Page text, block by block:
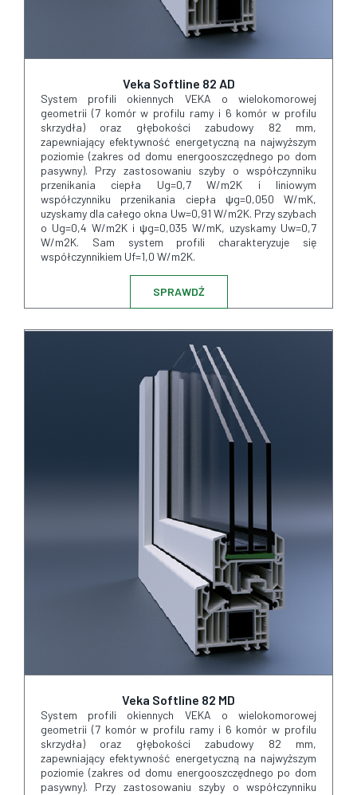
Veka Softline 82 AD
System profili okiennych VEKA o wielokomorowej
geometrii (7 komór w profilu ramy i 6 komór w profilu
skrzydła) oraz głębokości zabudowy 82 mm,
zapewniający efektywność energetyczną na najwyższym
poziomie (zakres od domu energooszczędnego po dom
pasywny). Przy zastosowaniu szyby o współczynniku
przenikania ciepła Ug=0,7 W/m2K i liniowym
współczynniku przenikania ciepła ψg=0,050 W/mK,
uzyskamy dla całego okna Uw=0,91 W/m2K. Przy szybach
o Ug=0,4 W/m2K i ψg=0,035 W/mK, uzyskamy Uw=0,7
W/m2K. Sam system profili charakteryzuje się
współczynnikiem Uf=1,0 W/m2K.
SPRAWDŹ
Veka Softline 82 MD
System profili okiennych VEKA o wielokomorowej
geometrii (7 komór w profilu ramy i 6 komór w profilu
skrzydła) oraz głębokości zabudowy 82 mm,
zapewniający efektywność energetyczną na najwyższym
poziomie (zakres od domu energooszczędnego po dom
pasywny). Przy zastosowaniu szyby o współczynniku